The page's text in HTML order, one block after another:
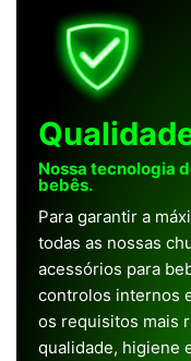
Nossa tecnologia
bebês.
Para garantir a
todas as nossas
acessórios para
controlos internos
os requisitos mais
qualidade, higiene